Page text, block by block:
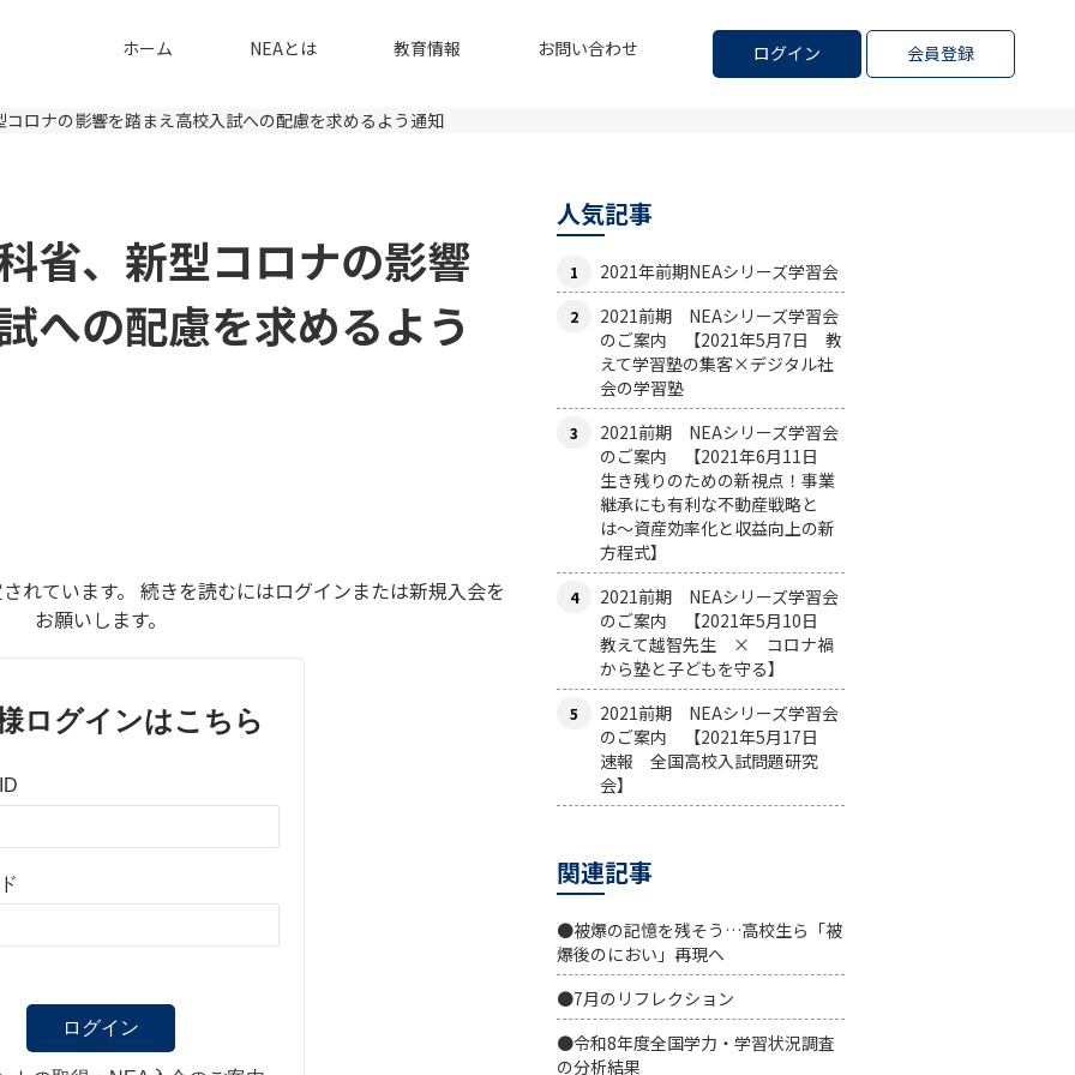
ログイン 会員登録
ホーム NEAとは 教育情報 お問い合わせ
ロナの影響を踏まえ高校入試への配慮を求めるよう通知
省、新型コロナの影響
への配慮を求めるよう
れています。 続きを読むにはログインまたは新規入会を
お願いします。
ログインはこちら
人気記事
2021年前期NEAシリーズ学習会
2021前期 NEAシリーズ学習会
のご案内 【2021年5月7日 教
えて学習塾の集客×デジタル社
会の学習塾
2021前期 NEAシリーズ学習会
のご案内 【2021年6月11日
生き残りのための新視点！事業
継承にも有利な不動産戦略と
は〜資産効率化と収益向上の新
方程式】
2021前期 NEAシリーズ学習会
のご案内 【2021年5月10日
教えて越智先生 × コロナ禍
から塾と子どもを守る】
2021前期 NEAシリーズ学習会
のご案内 【2021年5月17日
速報 全国高校入試問題研究
会】
関連記事
●被爆の記憶を残そう…高校生ら「被
爆後のにおい」再現へ
●7月のリフレクション
●令和8年度全国学力・学習状況調査
の分析結果